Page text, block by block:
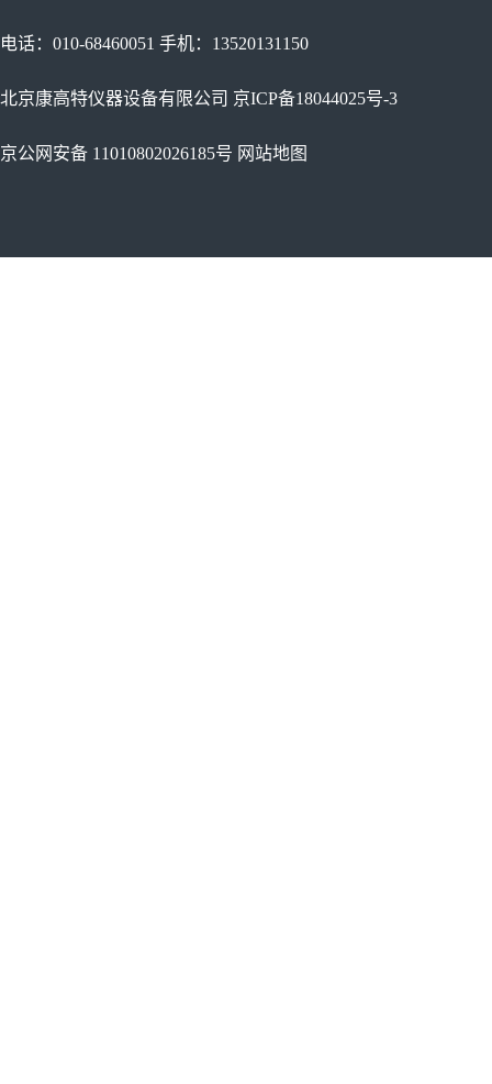
电话：010-68460051 手机：13520131150
北京康高特仪器设备有限公司 京ICP备18044025号-3
京公网安备 11010802026185号 网站地图